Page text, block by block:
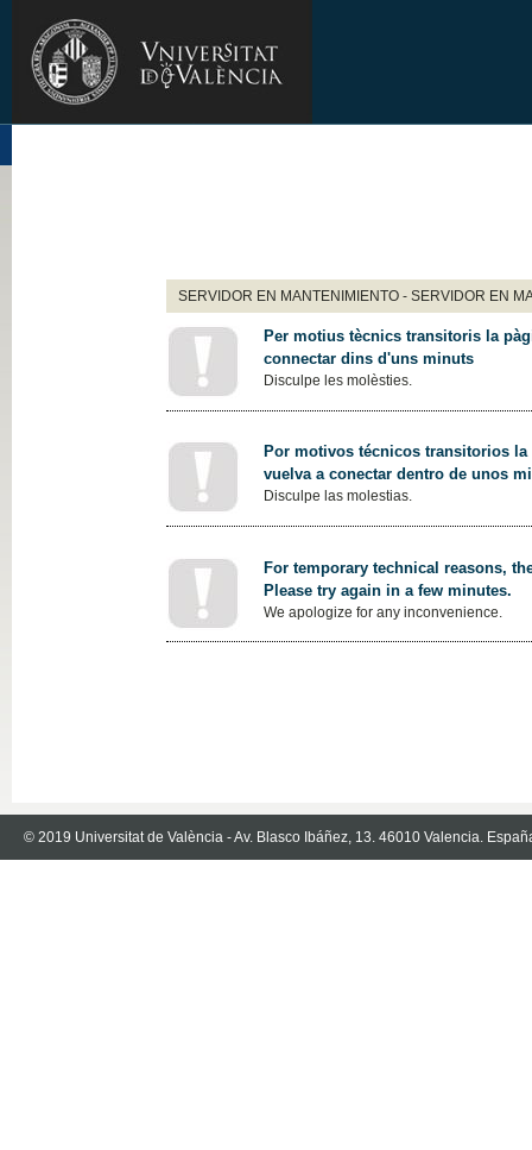
SERVIDOR EN MANTENIMIENTO - SERVIDOR EN
Per motius tècnics transitoris la
connectar dins d'uns minuts
Disculpe les molèsties.
Por motivos técnicos transitorios
vuelva a conectar dentro de unos
Disculpe las molestias.
For temporary technical reasons,
Please try again in a few minutes.
We apologize for any inconvenience.
© 2019 Universitat de València - Av. Blasco Ibáñez, 13. 46010 Valencia.